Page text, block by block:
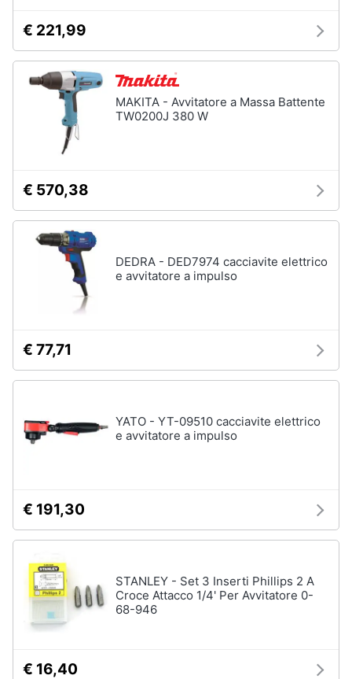
€ 221,99
MAKITA - Avvitatore a Massa Battente
TW0200J 380 W
€ 570,38
DEDRA - DED7974 cacciavite elettrico
e avvitatore a impulso
€ 77,71
YATO - YT-09510 cacciavite elettrico
e avvitatore a impulso
€ 191,30
STANLEY - Set 3 Inserti Phillips 2 A
Croce Attacco 1/4' Per Avvitatore 0-
68-946
€ 16,40